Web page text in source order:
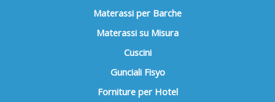
Materassi per Barche
Materassi su Misura
Cuscini
Gunciali Fisyo
Forniture per Hotel